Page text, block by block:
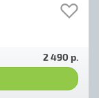
2 490 р.